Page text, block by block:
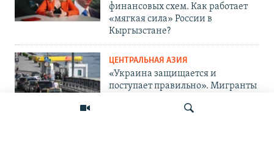
финансовых схем. Как работает
«мягкая сила» России в
Кыргызстане?
ЦЕНТРАЛЬНАЯ АЗИЯ
«Украина защищается и
поступает правильно». Мигранты
и его последствиях